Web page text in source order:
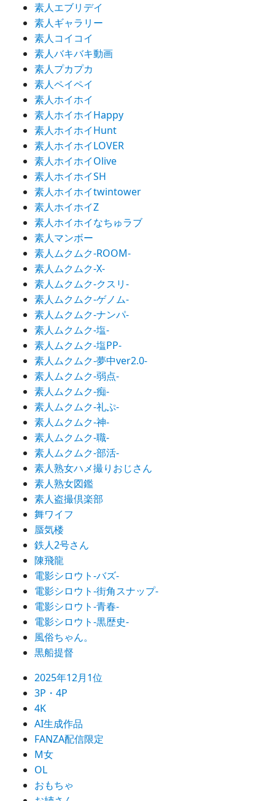
素人エブリデイ
素人ギャラリー
素人コイコイ
素人バキバキ動画
素人プカプカ
素人ペイペイ
素人ホイホイ
素人ホイホイHappy
素人ホイホイHunt
素人ホイホイLOVER
素人ホイホイOlive
素人ホイホイSH
素人ホイホイtwintower
素人ホイホイZ
素人ホイホイなちゅラブ
素人マンボー
素人ムクムク-ROOM-
素人ムクムク-X-
素人ムクムク-クスリ-
素人ムクムク-ゲノム-
素人ムクムク-ナンパ-
素人ムクムク-塩-
素人ムクムク-塩PP-
素人ムクムク-夢中ver2.0-
素人ムクムク-弱点-
素人ムクムク-痴-
素人ムクムク-礼ぷ-
素人ムクムク-神-
素人ムクムク-職-
素人ムクムク-部活-
素人熟女ハメ撮りおじさん
素人熟女図鑑
素人盗撮倶楽部
舞ワイフ
蜃気楼
鉄人2号さん
陳飛龍
電影シロウト-バズ-
電影シロウト-街角スナップ-
電影シロウト-青春-
電影シロウト-黒歴史-
風俗ちゃん。
黒船提督
2025年12月1位
3P・4P
4K
AI生成作品
FANZA配信限定
M女
OL
おもちゃ